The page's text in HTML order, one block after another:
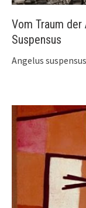
Vom Traum
Suspensus
Angelus